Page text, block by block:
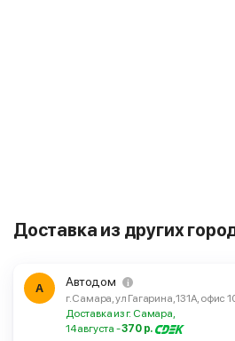
Доставка из других
А Автодом
г. Самара, ул Гагарина, 131А, офис
Доставка из г. Самара,
14 августа -370 р.